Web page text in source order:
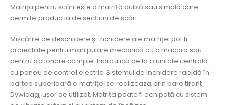
Matrița pentru scări este o matriță dublă sau simplă care
permite productia de secțiuni de scări.
Mișcările de deschidere și închidere ale matriței pot fi
proiectate pentru manipulare mecanică cu o macara sau
pentru actionare complet hidraulică de la o unitate centrală
cu panou de control electric. Sistemul de inchidere rapidă în
partea superioară a matriței se realizeaza prin bare tirant
Dywidag, ușor de utilizat. Matrița poate fi echipată cu sistem